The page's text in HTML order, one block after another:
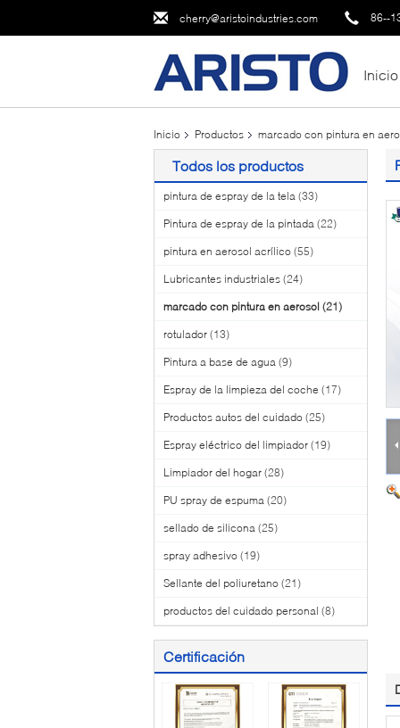
cherry@aristoindustries.com 86--
Inicio
Inicio Productos marcado con pintura en
Todos los productos
pintura de espray de la tela (33)
Pintura de espray de la pintada (22)
pintura en aerosol acrílico (55)
Lubricantes industriales (24)
marcado con pintura en aerosol (21)
rotulador (13)
Pintura a base de agua (9)
Espray de la limpieza del coche (17)
Productos autos del cuidado (25)
Espray eléctrico del limpiador (19)
Limpiador del hogar (28)
PU spray de espuma (20)
sellado de silicona (25)
spray adhesivo (19)
Sellante del poliuretano (21)
productos del cuidado personal (8)
Certificación